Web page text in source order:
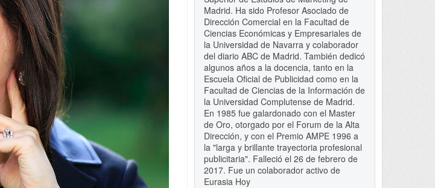
Madrid. Ha sido Profesor Asociado de
Dirección Comercial en la Facultad de
Ciencias Económicas y Empresariales de
la Universidad de Navarra y colaborador
del diario ABC de Madrid. También dedicó
algunos años a la docencia, tanto en la
Escuela Oficial de Publicidad como en la
Facultad de Ciencias de la Información de
la Universidad Complutense de Madrid.
En 1985 fue galardonado con el Master
de Oro, otorgado por el Forum de la Alta
Dirección, y con el Premio AMPE 1996 a
la "larga y brillante trayectoria profesional
publicitaria". Falleció el 26 de febrero de
2017. Fue un colaborador activo de
Eurasia Hoy